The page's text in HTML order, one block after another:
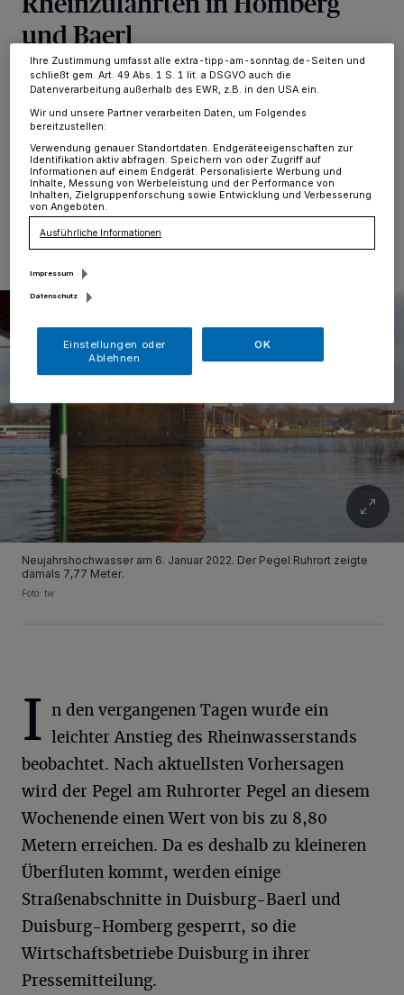
und Baerl
Duisburg· Zum Wochenende wird ein Stand von acht
Metern am Pegel Ruhrort erwartet. Deshalb werden
morgen einige Zufahrten zum Rhein in Homberg und
Baerl gesperrt.
06.01.2025 , 15:59 Uhr
Neujahrshochwasser am 6. Januar 2022. Der Pegel Ruhrort zeigte
damals 7,77 Meter.
Foto: tw
I n den vergangenen Tagen wurde ein
leichter Anstieg des Rheinwasserstands
beobachtet. Nach aktuellsten Vorhersagen
wird der Pegel am Ruhrorter Pegel an diesem
Wochenende einen Wert von bis zu 8,80
Metern erreichen. Da es deshalb zu kleineren
Überfluten kommt, werden einige
Straßenabschnitte in Duisburg-Baerl und
Duisburg-Homberg gesperrt, so die
Wirtschaftsbetriebe Duisburg in ihrer
Pressemitteilung.
Einstellungen oder Ablehnen am unteren Rand der Webseite klicken.
Ihre Einstellungen gelten innerhalb unseres Website. Weitere
Informationen finden Sie in unserer Datenschutzerklärung.
Ihre Zustimmung umfasst alle extra-tipp-am-sonntag.de-Seiten und
schließt gem. Art. 49 Abs. 1 S. 1 lit. a DSGVO auch die
Datenverarbeitung außerhalb des EWR, z.B. in den USA ein.
Wir und unsere Partner verarbeiten Daten, um Folgendes
bereitzustellen:
Verwendung genauer Standortdaten. Endgeräteeigenschaften zur
Identifikation aktiv abfragen. Speichern von oder Zugriff auf
Informationen auf einem Endgerät. Personalisierte Werbung und
Inhalte, Messung von Werbeleistung und der Performance von
Inhalten, Zielgruppenforschung sowie Entwicklung und Verbesserung
von Angeboten.
Ausführliche Informationen
Impressum
Datenschutz
Einstellungen oder
Ablehnen
OK